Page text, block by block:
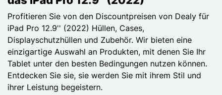
Profitieren Sie von den Discountpreisen von Dealy für
iPad Pro 12.9'' (2022) Hüllen, Cases,
Displayschutzhüllen und Zubehör. Wir bieten eine
einzigartige Auswahl an Produkten, mit denen Sie Ihr
Tablet unter den besten Bedingungen nutzen können.
Entdecken Sie sie, sie werden Sie mit ihrem Stil und
ihrer Leistung begeistern.